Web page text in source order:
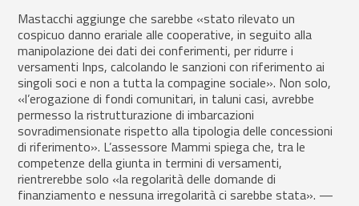
Mastacchi aggiunge che sarebbe «stato rilevato un
cospicuo danno erariale alle cooperative, in seguito alla
manipolazione dei dati dei conferimenti, per ridurre i
versamenti Inps, calcolando le sanzioni con riferimento ai
singoli soci e non a tutta la compagine sociale». Non solo,
«l’erogazione di fondi comunitari, in taluni casi, avrebbe
permesso la ristrutturazione di imbarcazioni
sovradimensionate rispetto alla tipologia delle concessioni
di riferimento». L’assessore Mammi spiega che, tra le
competenze della giunta in termini di versamenti,
rientrerebbe solo «la regolarità delle domande di
finanziamento e nessuna irregolarità ci sarebbe stata». —